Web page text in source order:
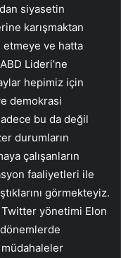
siyasetin
karışmaktan
etmeye ve hatta
Lideri’ne
hepimiz için
demokrasi
bu da değil
durumların
çalışanların
faaliyetleri ile
görmekteyiz.
yönetimi Elon
müdahaleler